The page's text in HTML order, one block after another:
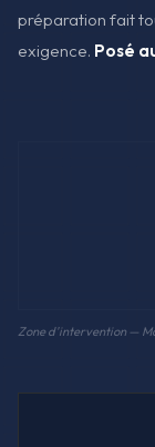
préparation fait
exigence. Posé
Zone d'intervention —